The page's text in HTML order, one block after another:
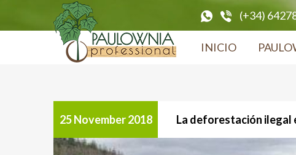
(+34)
INICIO
25 November 2018 La deforestación ilegal